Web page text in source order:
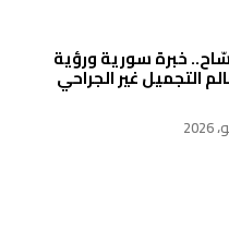
خبرة سورية ورؤية
التجميل غير الجراحي